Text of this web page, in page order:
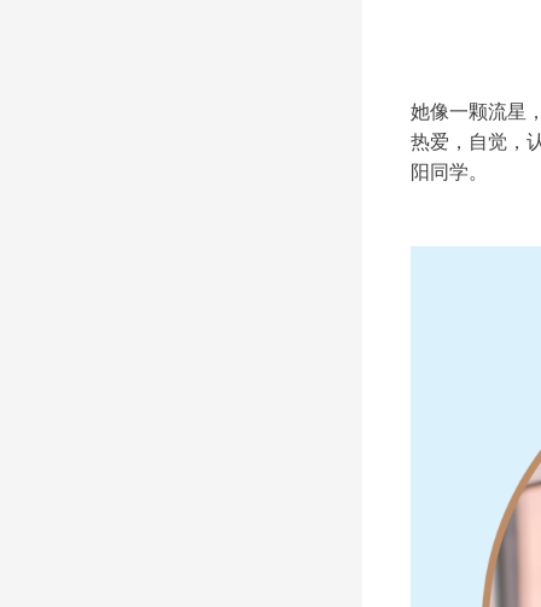
她像一颗流星
热爱，自觉，
阳同学。